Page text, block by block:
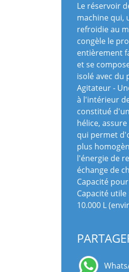
Le réservoir
machine qui,
refroidie au
congèle le
entièrement
et se
isolé avec du
Agitateur -
à l'intérieur
constitué
hélice,
qui permet
plus
l'énergie de
échange de
Capacité
Capacité utile
10.000 L